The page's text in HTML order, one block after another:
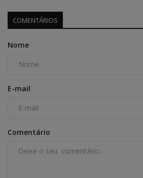
COMENTÁRIOS
Nome
E-mail
Comentário